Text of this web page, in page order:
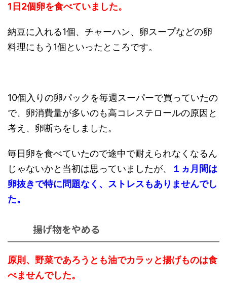
1日2個卵を食べていました。
納豆に入れる1個、チャーハン、卵スープなどの卵
料理にもう1個といったところです。
10個入りの卵パックを毎週スーパーで買っていたの
で、卵消費量が多いのも高コレステロールの原因と
考え、卵断ちをしました。
毎日卵を食べていたので途中で耐えられなくなるん
じゃないかと当初は思っていましたが、
１ヵ月間は
卵抜きで特に問題なく、ストレスもありませんでし
た。
揚げ物をやめる
原則、野菜であろうとも油でカラッと揚げものは食
べませんでした。